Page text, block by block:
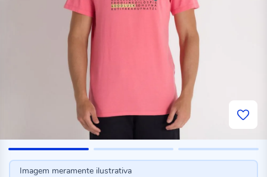
Imagem meramente ilustrativa